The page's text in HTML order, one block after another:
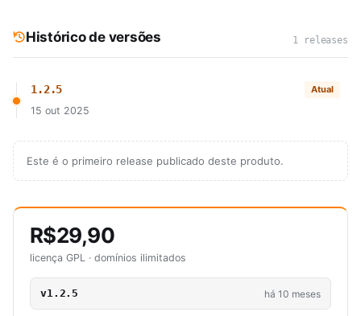
Histórico de versões 1 releases
1.2.5 Atual
15 out 2025
Este é o primeiro release publicado deste produto.
R$29,90
licença GPL · domínios ilimitados
v1.2.5 há 10 meses